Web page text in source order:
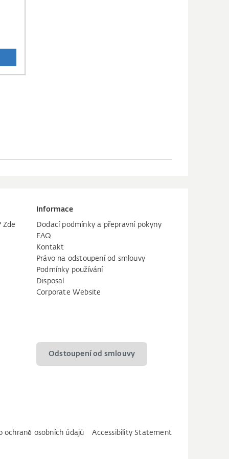
Zde
Informace
Dodací podmínky a přepravní pokyny
FAQ
Kontakt
Právo na odstoupení od smlouvy
Podmínky používání
Disposal
Corporate Website
Odstoupení od smlouvy
ochraně osobních údajů Accessibility Statement